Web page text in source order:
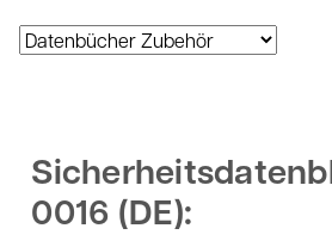
0016 (DE):